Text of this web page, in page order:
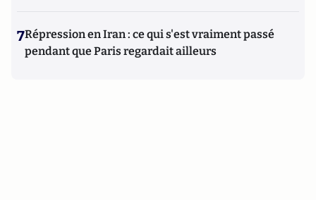
7Répression en Iran : ce qui s'est vraiment passé
pendant que Paris regardait ailleurs